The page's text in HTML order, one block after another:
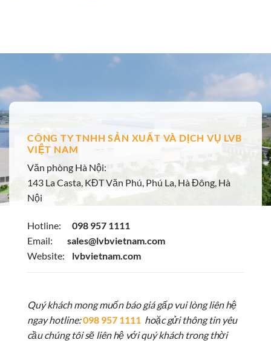
CÔNG TY TNHH SẢN XUẤT VÀ DỊCH VỤ LVB
VIỆT NAM
Văn phòng Hà Nội:
143 La Casta, KĐT Văn Phú, Phú La, Hà Đông, Hà
Nội
Hotline:
098 957 1111
Email:
sales@lvbvietnam.com
Website:
lvbvietnam.com
Quý khách mong muốn báo giá gấp vui lòng liên hệ
ngay hotline:098 957 1111 hoặc gửi thông tin yêu
cầu chúng tôi sẽ liên hệ với quý khách trong thời